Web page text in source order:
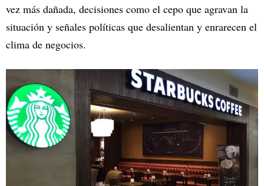
vez más dañada, decisiones como el cepo que agravan la
situación y señales políticas que desalientan y enrarecen el
clima de negocios.